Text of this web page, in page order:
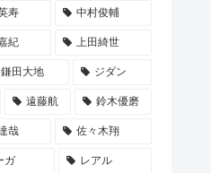
寿 中村俊輔
紀 上田綺世
鎌田大地 ジダン
遠藤航 鈴木優磨
哉 佐々木翔
ガ レアル